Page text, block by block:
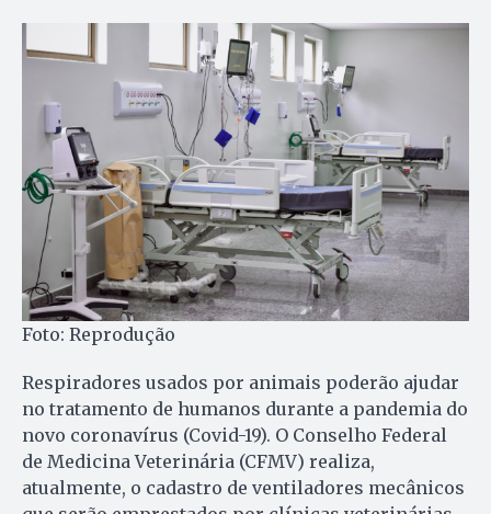
Foto: Reprodução
Respiradores usados por animais poderão ajudar
no tratamento de humanos durante a pandemia do
novo coronavírus (Covid-19). O Conselho Federal
de Medicina Veterinária (CFMV) realiza,
atualmente, o cadastro de ventiladores mecânicos